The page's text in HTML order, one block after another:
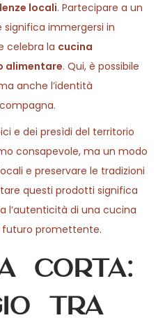
locali. Partecipare a un
immergersi in
celebra la cucina
alimentare. Qui, è possibile
anche l’identità
e dei presìdi del territorio
consapevole, ma un modo
e preservare le tradizioni
questi prodotti significa
l’autenticità di una cucina
futuro promettente.
corta:
tra